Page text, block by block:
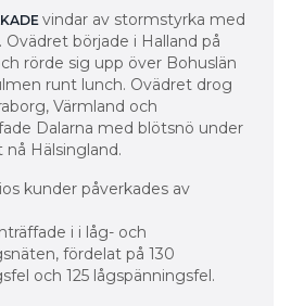
vindar av stormstyrka med
Ovädret började i Halland på
rörde sig upp över Bohuslän
runt lunch. Ovädret drog
Värmland och
Dalarna med blötsnö under
Hälsingland.
kunder påverkades av
i i låg- och
fördelat på 130
och 125 lågspänningsfel.